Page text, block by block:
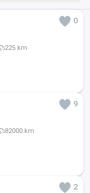
0
225 km
9
82000 km
2